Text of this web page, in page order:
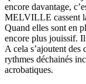
encore davantage,
MELVILLE cassent
Quand elles sont en
encore plus jouissif.
A cela s’ajoutent des
rythmes déchainés
acrobatiques.